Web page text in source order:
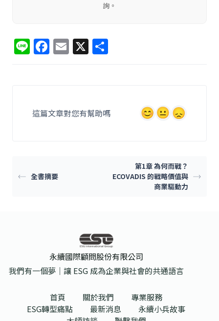
詢。
Li
n
F
a
b
o
E
m
X
這篇文章對您有幫助嗎
全書摘要
第1章 為何而戰？
ECOVADIS 的戰略價值與
商業驅動力
永續國際顧問股份有限公司
我們有一個夢｜讓 ESG 成為企業與社會的共通語言
首頁 關於我們
專業服務
ESG轉型痛點
最新消息
永續小兵故事